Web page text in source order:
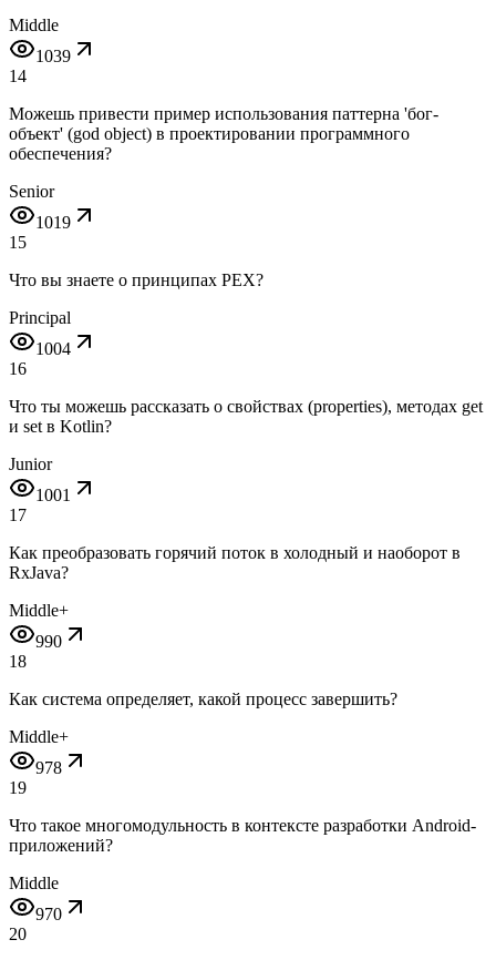
Middle
1039
14
Можешь привести пример использования паттерна 'бог-
объект' (god object) в проектировании программного
обеспечения?
Senior
1019
15
Что вы знаете о принципах PEX?
Principal
1004
16
Что ты можешь рассказать о свойствах (properties), методах get
и set в Kotlin?
Junior
1001
17
Как преобразовать горячий поток в холодный и наоборот в
RxJava?
Middle+
990
18
Как система определяет, какой процесс завершить?
Middle+
978
19
Что такое многомодульность в контексте разработки Android-
приложений?
Middle
970
20